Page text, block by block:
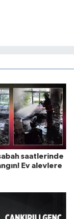
saatlerinde
Ev alevlere